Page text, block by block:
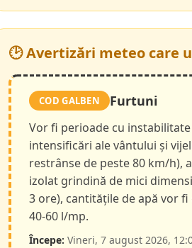
🕑 Avertizări meteo care
COD GALBEN Furtuni
Vor fi perioade cu
intensificări ale vântului și
restrânse de peste 80 km/h),
izolat grindină de mici
3 ore), cantitățile de apă vor
40-60 l/mp.
Începe: Vineri, 7 august 2026,